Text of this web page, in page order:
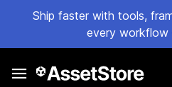
Ship faster with tools,
every